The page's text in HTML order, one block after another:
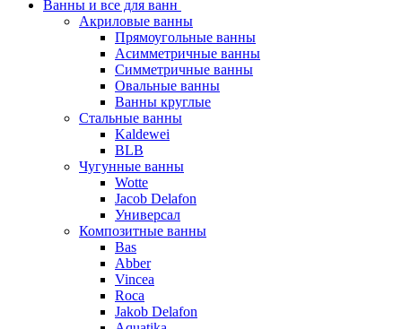
Ванны и все для ванн
Акриловые ванны
Прямоугольные ванны
Асимметричные ванны
Симметричные ванны
Овальные ванны
Ванны круглые
Стальные ванны
Kaldewei
BLB
Чугунные ванны
Wotte
Jacob Delafon
Универсал
Композитные ванны
Bas
Abber
Vincea
Roca
Jakob Delafon